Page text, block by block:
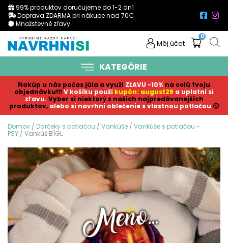
99% produktov doručujeme do 1-2 dní
Doprava ZDARMA pri nákupe nad 70€
Množstevné zľavy
Môj účet
0
KATEGÓRIE
Nakúp u nás počas júla a využi ZĽAVU -10% na celú tvoju
objednávku!!! V košíku použi kupón: august26 a uplatni si
zľavu. Vyber si niektorý z našich najpredávanejších
produktov, alebo si navrhni oblečenie s vlastnou potlačou 🙂
Domov / Darčeky s potlačou / Vankúše / Vankúše s potlačou -
PSY / Vankúš BÍGL